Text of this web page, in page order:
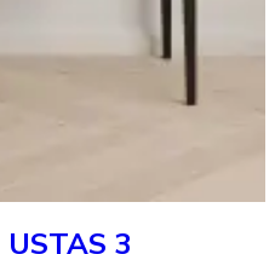
USTAS 3